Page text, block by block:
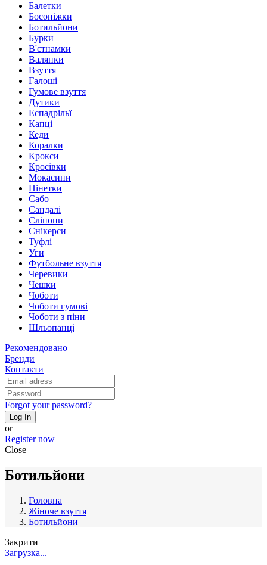
Балетки
Босоніжки
Ботильйони
Бурки
В'єтнамки
Валянки
Взуття
Галоші
Гумове взуття
Дутики
Еспадрільї
Капці
Кеди
Коралки
Крокси
Кросівки
Мокасини
Пінетки
Сабо
Сандалі
Сліпони
Снікерси
Туфлі
Уги
Футбольне взуття
Черевики
Чешки
Чоботи
Чоботи гумові
Чоботи з піни
Шльопанці
Рекомендовано
Бренди
Контакти
Forgot your password?
Log In
or
Register now
Close
Ботильйони
Головна
Жіноче взуття
Ботильйони
Закрити
Загрузка...